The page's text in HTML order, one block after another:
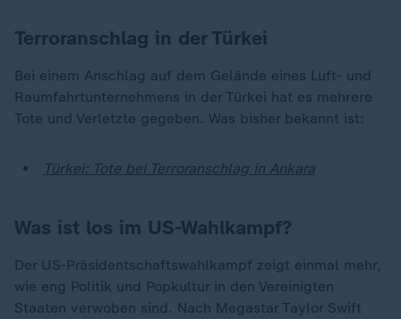
Terroranschlag in der Türkei
Bei einem Anschlag auf dem Gelände eines Luft- und
Raumfahrtunternehmens in der Türkei hat es mehrere
Tote und Verletzte gegeben. Was bisher bekannt ist:
Türkei: Tote bei Terroranschlag in Ankara
Was ist los im US-Wahlkampf?
Der US-Präsidentschaftswahlkampf zeigt einmal mehr,
wie eng Politik und Popkultur in den Vereinigten
Staaten verwoben sind. Nach Megastar Taylor Swift